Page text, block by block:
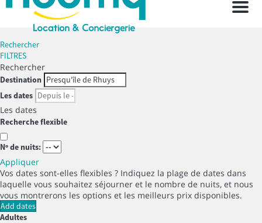
Menu
Rechercher
FILTRES
Rechercher
Destination
Les dates
Les dates
Recherche flexible
Nº de nuits:
Appliquer
Vos dates sont-elles flexibles ? Indiquez la plage de dates dans
laquelle vous souhaitez séjourner et le nombre de nuits, et nous
vous montrerons les options et les meilleurs prix disponibles.
Add dates
Adultes